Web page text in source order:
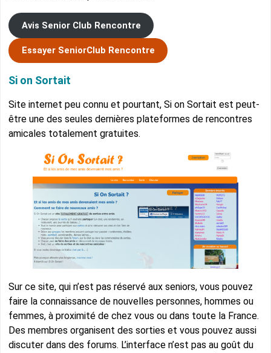
Avis Senior Club Rencontre
Essayer SeniorClub Rencontre
Si on Sortait
Site internet peu connu et pourtant, Si on Sortait est peut-
être une des seules dernières plateformes de rencontres
amicales totalement gratuites.
Sur ce site, qui n’est pas réservé aux seniors, vous pouvez
faire la connaissance de nouvelles personnes, hommes ou
femmes, à proximité de chez vous ou dans toute la France.
Des membres organisent des sorties et vous pouvez aussi
discuter dans des forums. L’interface n’est pas au goût du